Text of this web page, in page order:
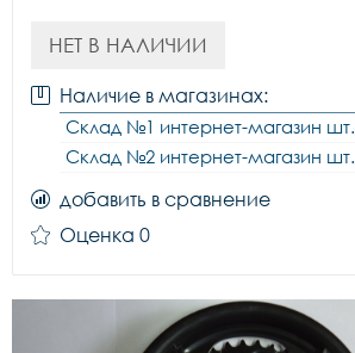
НЕТ В НАЛИЧИИ
Наличие в магазинах:
Склад №1 интернет-магазин шт.
Склад №2 интернет-магазин шт.
добавить в сравнение
Оценка 0